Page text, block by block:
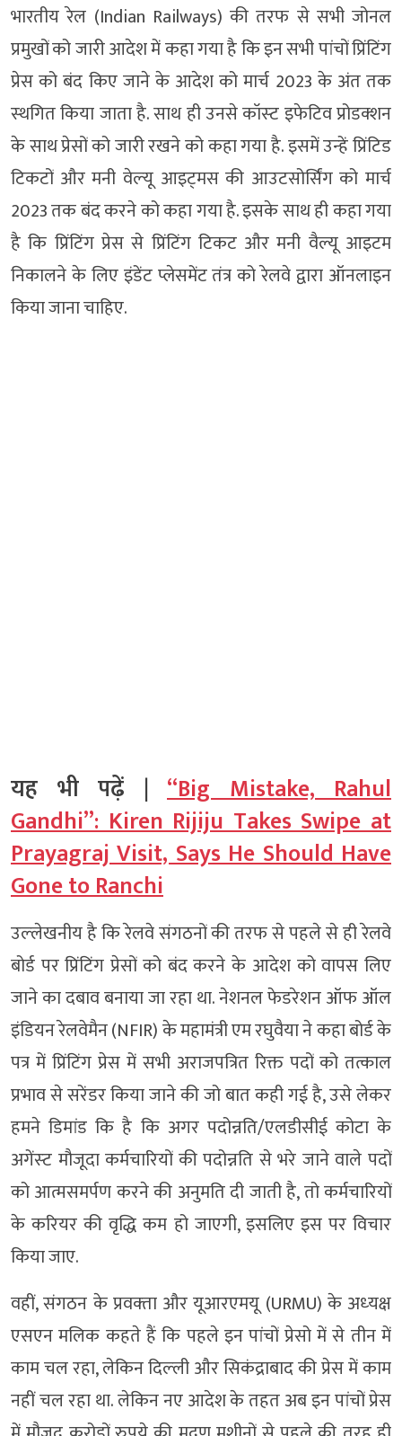
भारतीय रेल (Indian Railways) की तरफ से सभी जोनल
प्रमुखों को जारी आदेश में कहा गया है कि इन सभी पांचों प्रिंटिंग
प्रेस को बंद किए जाने के आदेश को मार्च 2023 के अंत तक
स्‍थगित किया जाता है. साथ ही उनसे कॉस्‍ट इफेटिव प्रोडक्‍शन
के साथ प्रेसों को जारी रखने को कहा गया है. इसमें उन्‍हें प्रिंटिड
टिकटों और मनी वेल्‍यू आइट्मस की आउटसोर्सिंग को मार्च
2023 तक बंद करने को कहा गया है. इसके साथ ही कहा गया
है कि प्रिंटिंग प्रेस से प्रिंटिंग टिकट और मनी वैल्यू आइटम
निकालने के लिए इंडेंट प्लेसमेंट तंत्र को रेलवे द्वारा ऑनलाइन
किया जाना चाहिए.
यह भी पढ़ें | “Big Mistake, Rahul
Gandhi”: Kiren Rijiju Takes Swipe at
Prayagraj Visit, Says He Should Have
Gone to Ranchi
उल्‍लेखनीय है कि रेलवे संगठनों की तरफ से पहले से ही रेलवे
बोर्ड पर प्रिंटिंग प्रेसों को बंद करने के आदेश को वापस लिए
जाने का दबाव बनाया जा रहा था. नेशनल फेडरेशन ऑफ ऑल
इंडियन रेलवेमैन (NFIR) के महामंत्री एम रघुवैया ने कहा बोर्ड के
पत्र में प्रिंटिंग प्रेस में सभी अराजपत्रित रिक्त पदों को तत्काल
प्रभाव से सरेंडर किया जाने की जो बात कही गई है, उसे लेकर
हमने डिमांड कि है कि अगर पदोन्नति/एलडीसीई कोटा के
अगेंस्‍ट मौजूदा कर्मचारियों की पदोन्नति से भरे जाने वाले पदों
को आत्मसमर्पण करने की अनुमति दी जाती है, तो कर्मचारियों
के करियर की वृद्धि कम हो जाएगी, इसलिए इस पर विचार
किया जाए.
वहीं, संगठन के प्रवक्‍ता और यूआरएमयू (URMU) के अध्‍यक्ष
एसएन मलिक कहते हैं कि पहले इन पांचों प्रेसो में से तीन में
काम चल रहा, लेकिन दिल्‍ली और सिकंद्राबाद की प्रेस में काम
नहीं चल रहा था. लेकिन नए आदेश के तहत अब इन पांचों प्रेस